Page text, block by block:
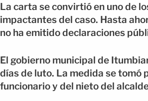
La carta se convirtió en uno de
impactantes del caso. Hasta
no ha emitido declaraciones
El gobierno municipal de
días de luto. La medida se tomó
funcionario y del nieto del